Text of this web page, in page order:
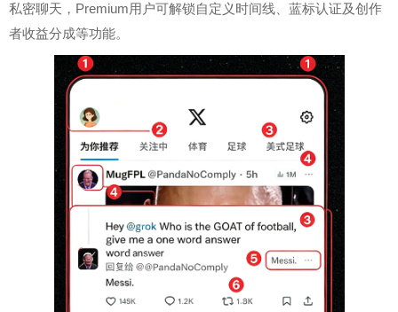
私密聊天，Premium用户可解锁自定义时间线、蓝标认证及创作
者收益分成等功能。